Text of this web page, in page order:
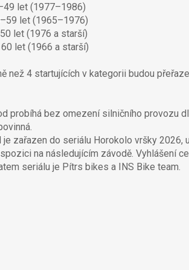
let (1977–1986)
let (1965–1976)
let (1976 a starší)
let (1966 a starší)
než 4 startujících v kategorii budou
probíhá bez omezení silničního provozu
je zařazen do seriálu Horokolo vršky
na následujícím závodě. Vyhlášení
seriálu je Pítrs bikes a INS Bike team.